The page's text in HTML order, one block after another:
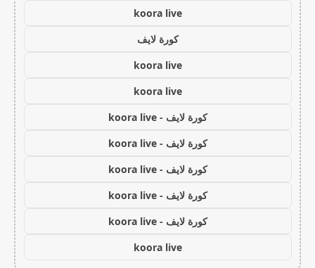
koora live
كورة لايف
koora live
koora live
كورة لايف - koora live
كورة لايف - koora live
كورة لايف - koora live
كورة لايف - koora live
كورة لايف - koora live
koora live